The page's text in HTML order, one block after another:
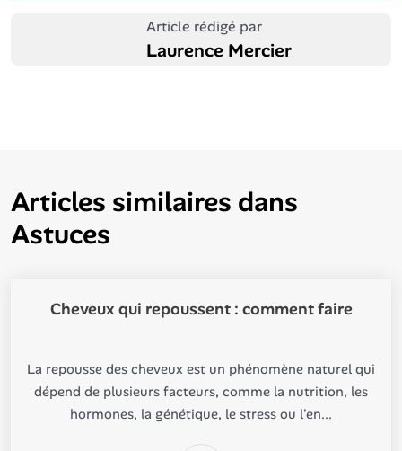
Article rédigé par
Laurence Mercier
Articles similaires dans
Astuces
Cheveux qui repoussent : comment faire
La repousse des cheveux est un phénomène naturel qui
dépend de plusieurs facteurs, comme la nutrition, les
hormones, la génétique, le stress ou l'en...